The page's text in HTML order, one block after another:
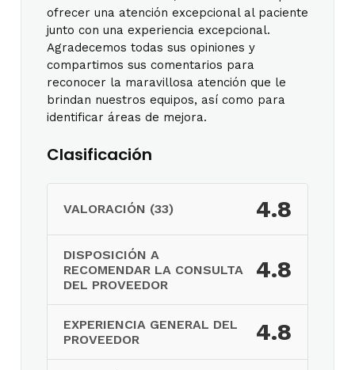
ofrecer una atención excepcional al paciente
junto con una experiencia excepcional.
Agradecemos todas sus opiniones y
compartimos sus comentarios para
reconocer la maravillosa atención que le
brindan nuestros equipos, así como para
identificar áreas de mejora.
Clasificación
VALORACIÓN (33) 4.8
DISPOSICIÓN A
RECOMENDAR LA CONSULTA
DEL PROVEEDOR
4.8
EXPERIENCIA GENERAL DEL
PROVEEDOR
4.8